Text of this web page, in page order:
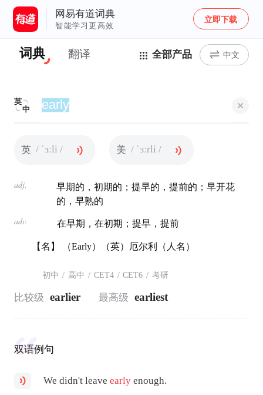
网易有道词典
智能学习更高效
立即下载
词典 翻译 全部产品 中文
英
中
英 / ˈɜːli / 美 / ˈɜːrli /
adj.
早期的，初期的；提早的，提前的；早开花
的，早熟的
adv. 在早期，在初期；提早，提前
【名】 （Early）（英）厄尔利（人名）
初中 / 高中 / CET4 / CET6 / 考研
比较级 earlier 最高级 earliest
双语例句
We didn't leaveearly enough.